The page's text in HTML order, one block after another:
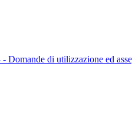
Domande di utilizzazione ed